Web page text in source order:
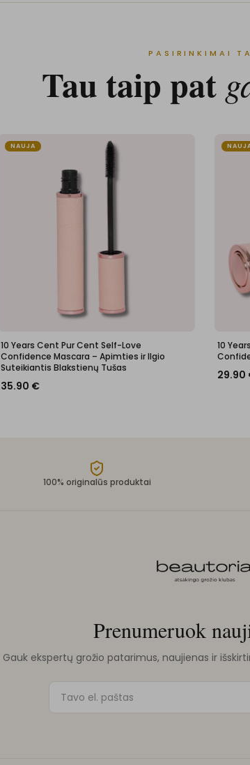
PASIRINKIMAI
Tau taip pat
NAUJA
10 Years Cent Pur Cent Self-Love
Confidence Mascara – Apimties ir Ilgio
Suteikiantis Blakstienų Tušas
35.90 €
10
29.90
100% originalūs produktai
Prenumeruok
Gauk ekspertų grožio patarimus, naujienas ir